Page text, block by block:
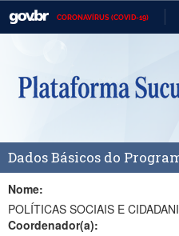
CORONAVÍRUS (COVID-19)
Casa Civil
Ministério da Defesa
Ministério da Economia
Ministério da Infraestrutura
Dados Básicos do
Nome:
POLÍTICAS SOCIAIS E
Coordenador(a):